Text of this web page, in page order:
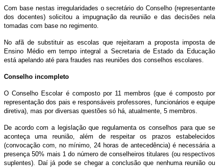
Com base nestas irregularidades o secretário do Conselho (representante
dos docentes) solicitou a impugnação da reunião e das decisões nela
tomadas com base no regimento.
No afã de substituir as escolas que rejeitaram a proposta imposta de
Ensino Médio em tempo integral a Secretaria de Estado da Educação
está apelando até para fraudes nas reuniões dos conselhos escolares.
Conselho incompleto
O Conselho Escolar é composto por 11 membros (que é composto por
representação dos pais e responsáveis professores, funcionários e equipe
diretiva), mas por diversas questões só há, atualmente, 5 membros.
De acordo com a legislação que regulamenta os conselhos para que se
aconteça uma reunião, além de respeitar os prazos estabelecidos
(convocação com, no mínimo, 24 horas de antecedência) é necessária a
presença 50% mais 1 do número de conselheiros titulares (ou respectivos
suplentes). Daí já pode se chegar a conclusão que nenhuma reunião ou